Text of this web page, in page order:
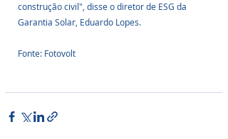
construção civil", disse o diretor de ESG da
Garantia Solar, Eduardo Lopes.
Fonte: Fotovolt